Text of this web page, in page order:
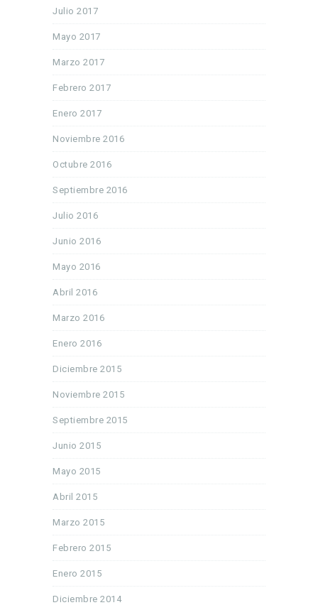
Julio 2017
Mayo 2017
Marzo 2017
Febrero 2017
Enero 2017
Noviembre 2016
Octubre 2016
Septiembre 2016
Julio 2016
Junio 2016
Mayo 2016
Abril 2016
Marzo 2016
Enero 2016
Diciembre 2015
Noviembre 2015
Septiembre 2015
Junio 2015
Mayo 2015
Abril 2015
Marzo 2015
Febrero 2015
Enero 2015
Diciembre 2014